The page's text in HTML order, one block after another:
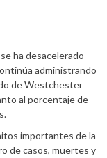
ha desacelerado
administrando
de Westchester
al porcentaje de
importantes de la
de casos, muertes y